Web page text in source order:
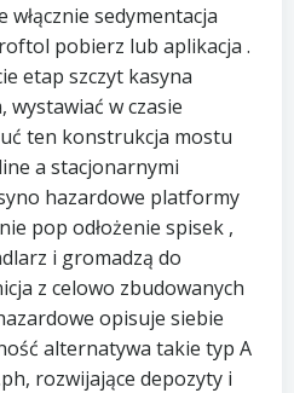
sedymentacja
pobierz lub aplikacja .
etap szczyt kasyna
wystawiać w czasie
ten konstrukcja mostu
a stacjonarnymi
hazardowe platformy
pop odłożenie spisek ,
i gromadzą do
z celowo zbudowanych
opisuje siebie
alternatywa takie typ A
rozwijające depozyty i